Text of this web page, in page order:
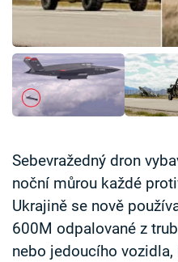
Sledujte prima+
Přihlášení
Sebevražedný dron
noční můrou každé
Ukrajině se nově
600M odpalované z
nebo jedoucího